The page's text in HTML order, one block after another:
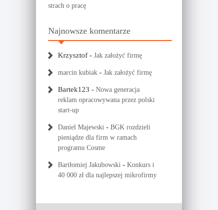
strach o pracę
Najnowsze komentarze
Krzysztof - Jak założyć firmę
marcin kubiak - Jak założyć firmę
Bartek123 - Nowa generacja
reklam opracowywana przez polski
start-up
Daniel Majewski - BGK rozdzieli
pieniądze dla firm w ramach
programu Cosme
Bartłomiej Jakubowski - Konkurs i
40 000 zł dla najlepszej mikrofirmy